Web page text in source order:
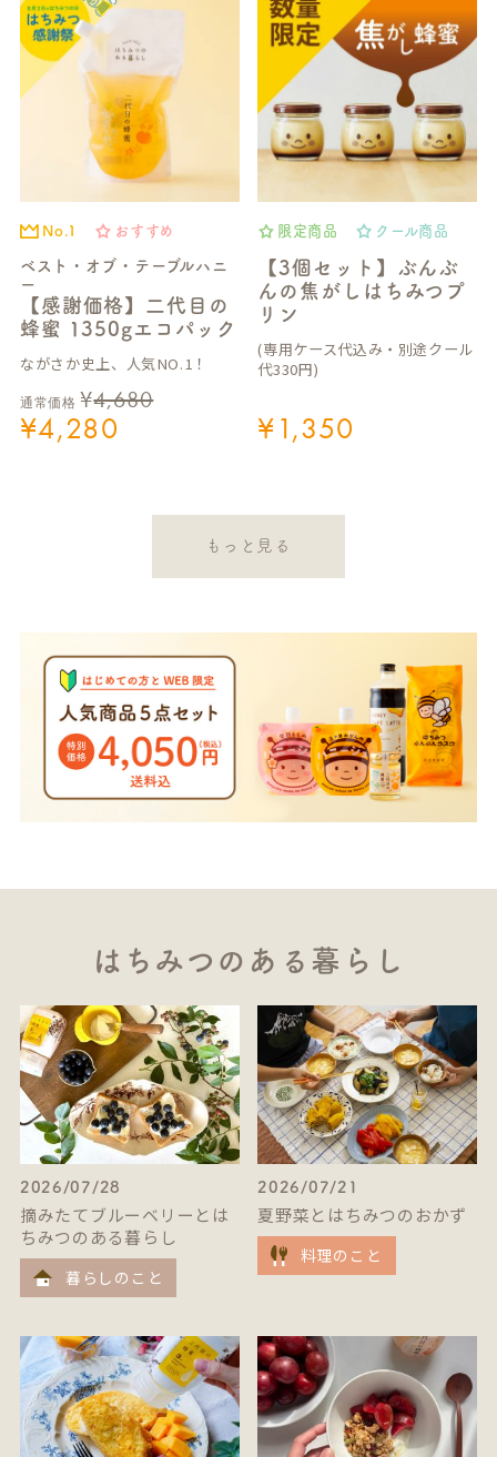
No.1 おすすめ
ベスト・オブ・テーブルハニ
ー
【感謝価格】二代目の
蜂蜜 1350gエコパック
ながさか史上、人気NO.1！
通常価格 ¥4,680
¥4,280
限定商品 クール商品
【3個セット】ぶんぶ
んの焦がしはちみつプ
リン
(専用ケース代込み・別途クール
代330円)
¥1,350
もっと見る
はちみつのある暮らし
2026/07/28
摘みたてブルーベリーとは
ちみつのある暮らし
暮らしのこと
2026/07/21
夏野菜とはちみつのおかず
料理のこと